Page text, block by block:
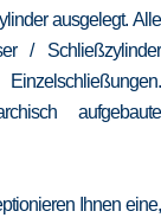
ausgelegt. Alle
/ Schließzylinder
aufgebaute
Ihnen eine,